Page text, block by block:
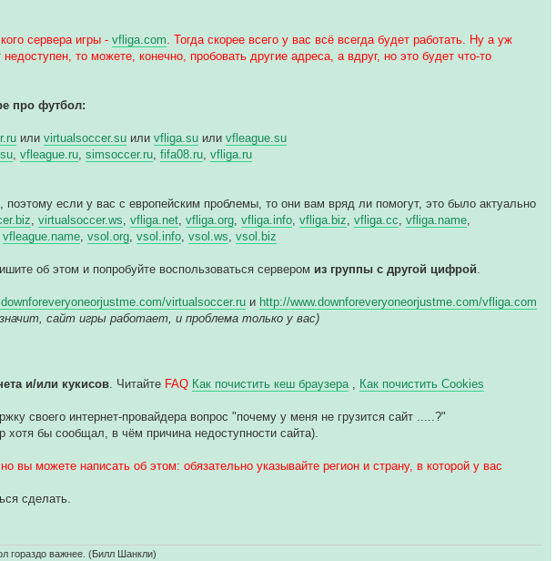
сервера игры -vfliga.com . Тогда скорее всего у вас всё всегда будет работать. Ну а уж
то можете, конечно, пробовать другие адреса, а вдруг, но это будет что-то
про футбол:
илиvirtualsoccer.su илиvfliga.su илиvfleague.su
,vfleague.ru ,simsoccer.ru ,fifa08.ru ,vfliga.ru
если у вас с европейским проблемы, то они вам вряд ли помогут, это было актуально
,virtualsoccer.ws ,vfliga.net ,vfliga.org ,vfliga.info ,vfliga.biz ,vfliga.cc ,vfliga.name
,vfleague.name ,vsol.org ,vsol.info ,vsol.ws ,vsol.biz
об этом и попробуйте воспользоваться сервером из группы с другой цифрой
virtualsoccer.ru и http://www.downforeveryoneorjustme.com/vfliga.com
сайт игры работает, и проблема только у вас)
и/или кукисов . Читайте FAQ Как почистить кеш браузера Как почистить Cookies
своего интернет-провайдера вопрос "почему у меня не грузится сайт .....?"
хотя бы сообщал, в чём причина недоступности сайта).
вы можете написать об этом: обязательно указывайте регион и страну, в которой у вас
сделать.
гораздо важнее. (Билл Шанкли)